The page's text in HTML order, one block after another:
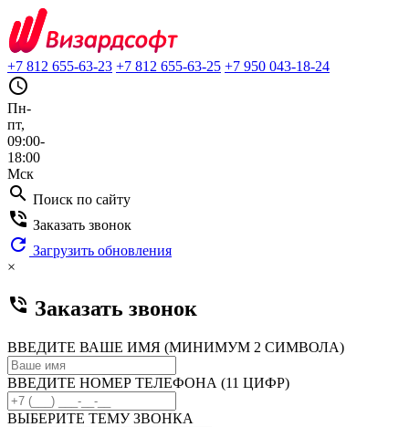
+7 812 655-63-23 +7 812 655-63-25 +7 950 043-18-24
query_builder
Пн-
пт,
09:00-
18:00
Мск
search Поиск по сайту
phone_in_talk Заказать звонок
refresh Загрузить обновления
×
phone_in_talk Заказать звонок
ВВЕДИТЕ ВАШЕ ИМЯ (МИНИМУМ 2 СИМВОЛА)
ВВЕДИТЕ НОМЕР ТЕЛЕФОНА (11 ЦИФР)
ВЫБЕРИТЕ ТЕМУ ЗВОНКА